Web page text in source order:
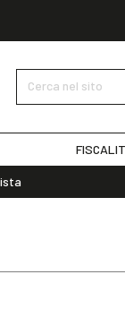
Cerca nel sito